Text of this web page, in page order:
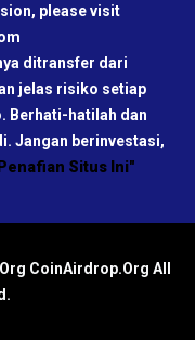
please visit
ditransfer dari
jelas risiko setiap
Berhati-hatilah dan
Jangan berinvestasi,
Situs Ini"
CoinAirdrop.Org All